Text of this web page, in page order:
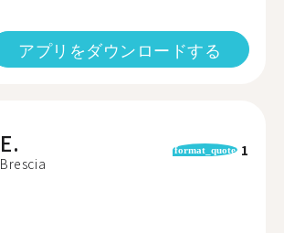
アプリをダウンロードする
E.
Brescia
format_quote 1